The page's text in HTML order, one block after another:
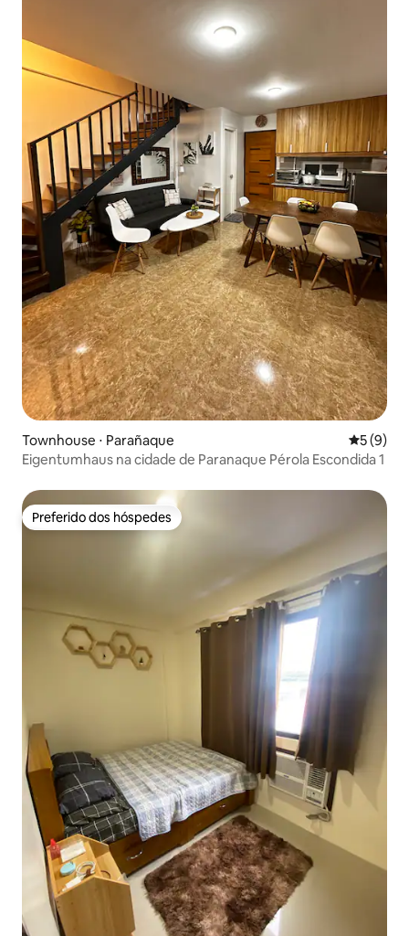
Townhouse ⋅ Parañaque 5 de
5 (9)
Eigentumhaus na cidade de Paranaque Pérola Escondida 1
Preferido dos hóspedes
Preferido dos hóspedes